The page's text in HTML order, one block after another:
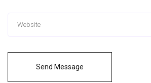
Send Message